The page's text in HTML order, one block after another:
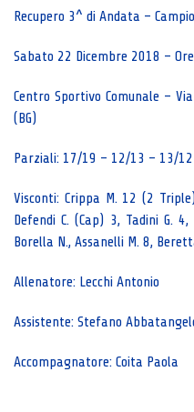
Recupero 3^ di Andata –
Sabato 22 Dicembre 2018 –
Centro Sportivo Comunale –
(BG)
Parziali: 17/19 – 12/13 – 13/
Visconti: Crippa M. 12 (2
Defendi C. (Cap) 3, Tadini G.
Borella N., Assanelli M. 8,
Allenatore: Lecchi Antonio
Assistente: Stefano
Accompagnatore: Coita Paola